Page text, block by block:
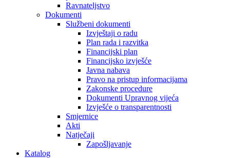
Ravnateljstvo
Dokumenti
Službeni dokumenti
Izvještaji o radu
Plan rada i razvitka
Financijski plan
Financijsko izvješće
Javna nabava
Pravo na pristup informacijama
Zakonske procedure
Dokumenti Upravnog vijeća
Izvješće o transparentnosti
Smjernice
Akti
Natječaji
Zapošljavanje
Katalog